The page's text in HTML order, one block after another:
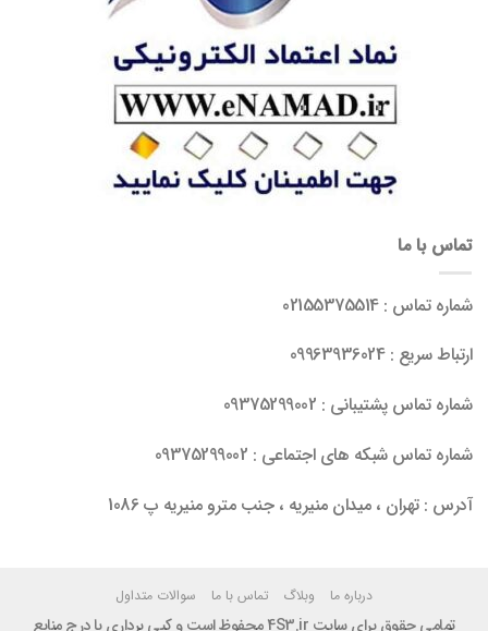
تماس با ما
شماره تماس : 02155375514
ارتباط سریع : 09963936024
شماره تماس پشتیبانی : 09375299002
شماره تماس شبکه های اجتماعی : 09375299002
آدرس : تهران ، میدان منیریه ، جنب مترو منیریه پ 1086
درباره ما وبلاگ تماس با ما سوالات متداول
تمامی حقوق برای سایت 4S3.ir محفوظ است و کپی برداری با درج منابع